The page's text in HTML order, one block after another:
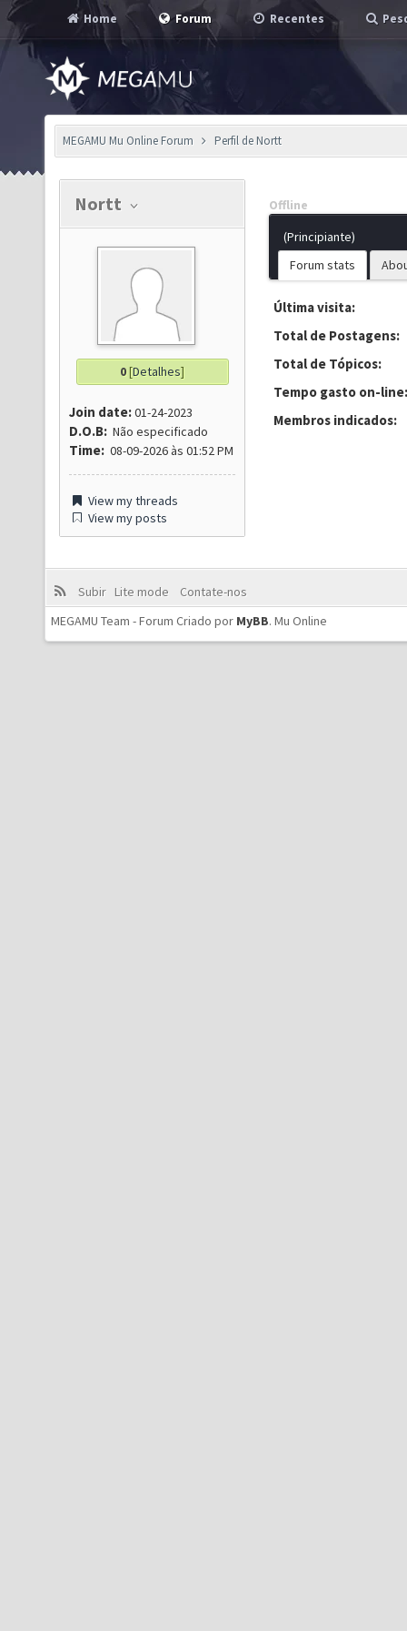
Home Forum Recentes
MEGAMU Mu Online Forum Perfil de Nortt
Nortt
0[Detalhes]
Join date:01-24-2023
D.O.B: Não especificado
Time: 08-09-2026 às 01:52 PM
View my threads
View my posts
Offline
(Principiante)
Forum stats
Última visita:
Total de Postagens:
Total de Tópicos:
Tempo gasto on-line:
Membros indicados:
Subir Lite mode
Contate-nos
MEGAMU Team - Forum Criado por MyBB. Mu Online